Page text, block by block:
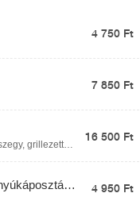
4 750 Ft
7 850 Ft
grillezett
16 500 Ft
4 950 Ft